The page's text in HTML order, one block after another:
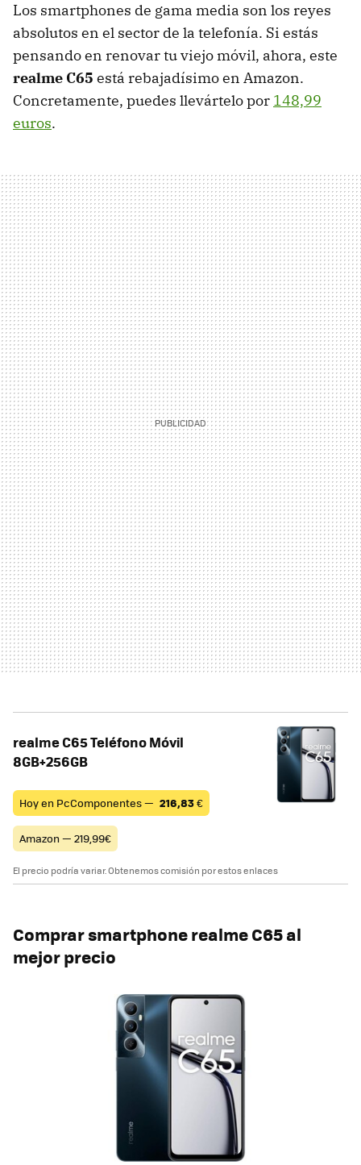
Los smartphones de gama media son los reyes
absolutos en el sector de la telefonía. Si estás
pensando en renovar tu viejo móvil, ahora, este
realme C65 está rebajadísimo en Amazon.
Concretamente, puedes llevártelo por 148,99
euros.
realme C65 Teléfono Móvil
8GB+256GB
Hoy en PcComponentes — 216,83€
Amazon — 219,99€
El precio podría variar. Obtenemos comisión por estos enlaces
Comprar smartphonerealme C65 al
mejor precio